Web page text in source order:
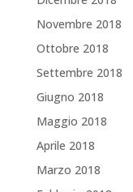
Novembre 2018
Ottobre 2018
Settembre 2018
Giugno 2018
Maggio 2018
Aprile 2018
Marzo 2018